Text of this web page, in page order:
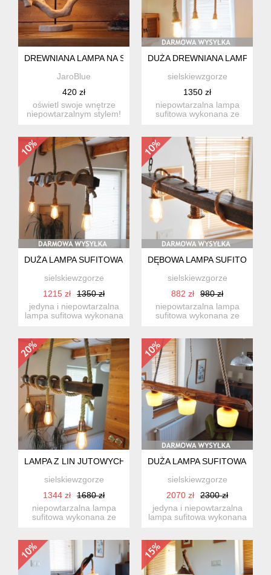
DREWNIANA LAMPA NA STOLIK
JaroBlue
420 zł
oświetl swoje wnętrze
niepowtarzalnym stylem!
DUŻA DREWNIANA LAMPA
sielskiewzgorze
1350 zł
niepowtarzalna lampa
sufitowa wykonana ze
DUŻA LAMPA SUFITOWA ZE STAREJ DREWNIANEJ BELKI,
sielskiewzgorze
1215 zł
1350 zł
jedyna i niepowtarzalna
lampa sufitowa wykonana
DĘBOWA LAMPA SUFITOWA,
sielskiewzgorze
882 zł
980 zł
niepowtarzalna lampa
sufitowa wykonana ze
LAMPA Z LIN JUTOWYCH, DREWNIANA LAMPA SUFITOWA
sielskiewzgorze
1344 zł
1680 zł
niepowtarzalna lampa
sufitowa wykonana ze
DUŻA LAMPA SUFITOWA ZE
sielskiewzgorze
2070 zł
2300 zł
jedyna i niepowtarzalna
lampa sufitowa wykonana